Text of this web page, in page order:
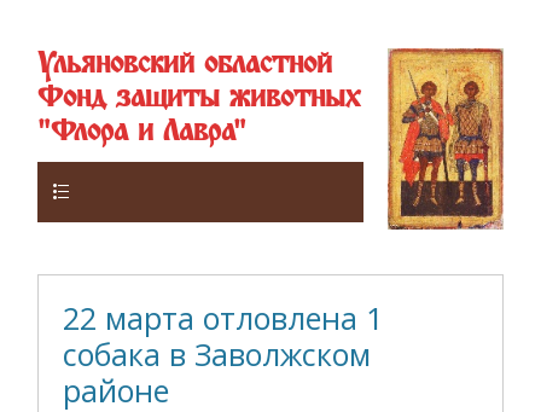
Ульяновский областной
Фонд защиты животных
"Флора и Лавра"
22 марта отловлена 1
собака в Заволжском
районе